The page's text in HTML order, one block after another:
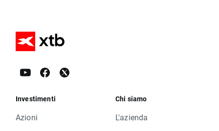
Investimenti
Azioni
Chi siamo
L'azienda